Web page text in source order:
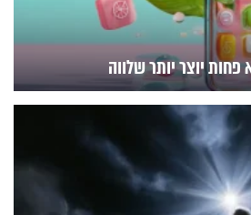
יוצר יותר שלווה